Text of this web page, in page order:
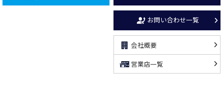
お問い合わせ一覧
会社概要
営業店一覧